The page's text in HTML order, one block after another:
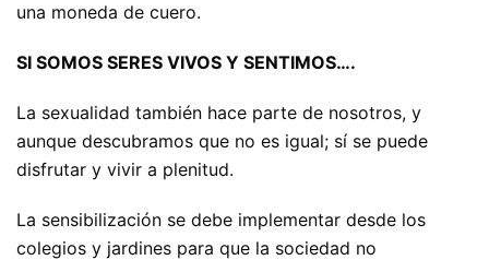
una moneda de cuero.
SI SOMOS SERES VIVOS Y SENTIMOS….
La sexualidad también hace parte de nosotros, y
aunque descubramos que no es igual; sí se puede
disfrutar y vivir a plenitud.
La sensibilización se debe implementar desde los
colegios y jardines para que la sociedad no